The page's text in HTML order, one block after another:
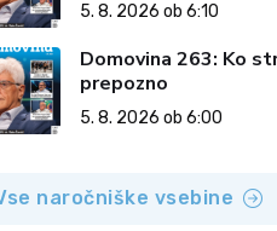
5. 8. 2026 ob 6:10
Domovina 263: Ko
prepozno
5. 8. 2026 ob 6:00
naročniške vsebine